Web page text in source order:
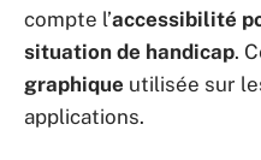
compte l’accessibilité
situation de handicap.
graphique utilisée sur
applications.